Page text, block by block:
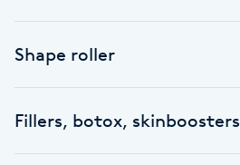
Ny frisyr
O
Shape roller
Fillers, botox, skinboosters